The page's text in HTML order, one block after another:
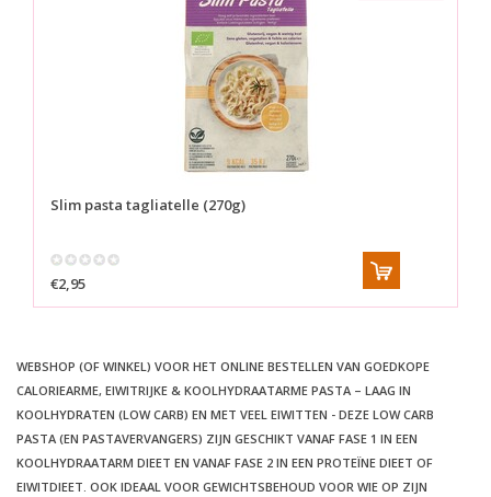
Slim pasta tagliatelle (270g)
€2,95
WEBSHOP (OF WINKEL) VOOR HET ONLINE BESTELLEN VAN GOEDKOPE
CALORIEARME, EIWITRIJKE & KOOLHYDRAATARME PASTA – LAAG IN
KOOLHYDRATEN (LOW CARB) EN MET VEEL EIWITTEN - DEZE LOW CARB
PASTA (EN PASTAVERVANGERS) ZIJN GESCHIKT VANAF FASE 1 IN EEN
KOOLHYDRAATARM DIEET EN VANAF FASE 2 IN EEN PROTEÏNE DIEET OF
EIWITDIEET. OOK IDEAAL VOOR GEWICHTSBEHOUD VOOR WIE OP ZIJN